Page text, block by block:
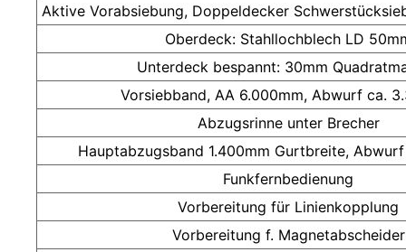
Aktive Vorabsiebung, Doppeldecker
Oberdeck: Stahllochblech LD
Unterdeck bespannt: 30mm
Vorsiebband, AA 6.000mm, Abwurf ca.
Abzugsrinne unter Brecher
Hauptabzugsband 1.400mm Gurtbreite,
Funkfernbedienung
Vorbereitung für Linienkopplung
Vorbereitung f. Magnetabscheider